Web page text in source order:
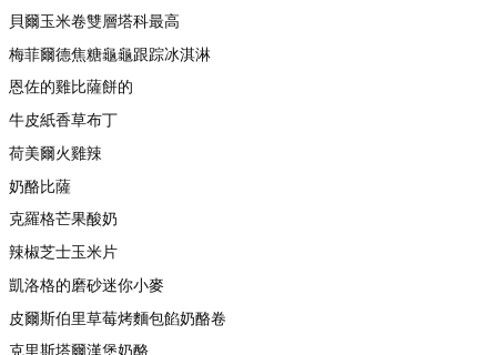
貝爾玉米卷雙層塔科最高
梅菲爾德焦糖龜龜跟踪冰淇淋
恩佐的雞比薩餅的
牛皮紙香草布丁
荷美爾火雞辣
奶酪比薩
克羅格芒果酸奶
辣椒芝士玉米片
凱洛格的磨砂迷你小麥
皮爾斯伯里草莓烤麵包餡奶酪卷
克里斯塔爾漢堡奶酪